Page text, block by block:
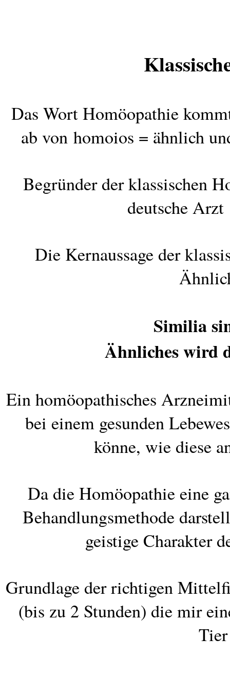
Das Wort Homöopathie
ab von homoios = ähnlich
Begründer der klassischen
deutsche Arzt
Die Kernaussage der
Similia
Ähnliches wird
Ein homöopathisches
bei einem gesunden
könne, wie diese
Da die Homöopathie eine
Behandlungsmethode
geistige Charakter
Grundlage der richtigen
(bis zu 2 Stunden) die mir